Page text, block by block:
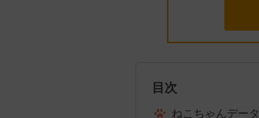
目次
ねこちゃんデータ